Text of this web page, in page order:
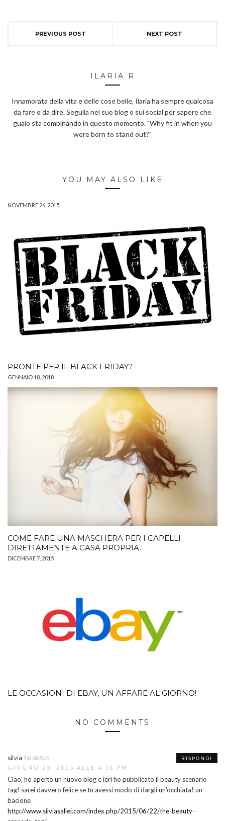
PREVIOUS POST NEXT POST
ILARIA R
Innamorata della vita e delle cose belle, Ilaria ha sempre qualcosa
da fare o da dire. Seguila nel suo blog o sui social per sapere che
guaio sta combinando in questo momento. "Why fit in when you
were born to stand out?"
YOU MAY ALSO LIKE
NOVEMBRE 26, 2015
PRONTE PER IL BLACK FRIDAY?
GENNAIO 18, 2018
COME FARE UNA MASCHERA PER I CAPELLI
DIRETTAMENTE A CASA PROPRIA.
DICEMBRE 7, 2015
LE OCCASIONI DI EBAY, UN AFFARE AL GIORNO!
NO COMMENTS
silvia ha detto:
GIUGNO 23, 2015 ALLE 4:51 PM
Ciao, ho aperto un nuovo blog e ieri ho pubblicato il beauty scenario
tag! sarei davvero felice se tu avessi modo di dargli un’occhiata! un
bacione
http://www.silviasallei.com/index.php/2015/06/22/the-beauty-
RISPONDI